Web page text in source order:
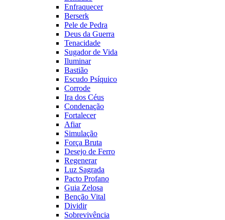
Enfraquecer
Berserk
Pele de Pedra
Deus da Guerra
Tenacidade
Sugador de Vida
Iluminar
Bastião
Escudo Psíquico
Corrode
Ira dos Céus
Condenação
Fortalecer
Afiar
Simulação
Força Bruta
Desejo de Ferro
Regenerar
Luz Sagrada
Pacto Profano
Guia Zelosa
Benção Vital
Dividir
Sobrevivência